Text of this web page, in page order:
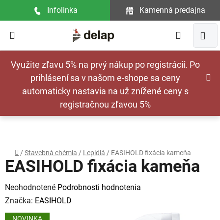
Využite zľavu 5% na prvý nákup po registrácií. Po
prihlásení sa v našom e-shope sa ceny
automaticky nastavia na už znížené ceny s
registračnou zľavou 5%
Infolinka Kamenná predajna
Hľadať
Domov
/ Stavebná chémia / Lepidlá / EASIHOLD fixácia kameňa
EASIHOLD fixácia kameňa
Priemerné
hodnotenie
produktu
Neohodnotené Podrobnosti hodnotenia
Značka: EASIHOLD